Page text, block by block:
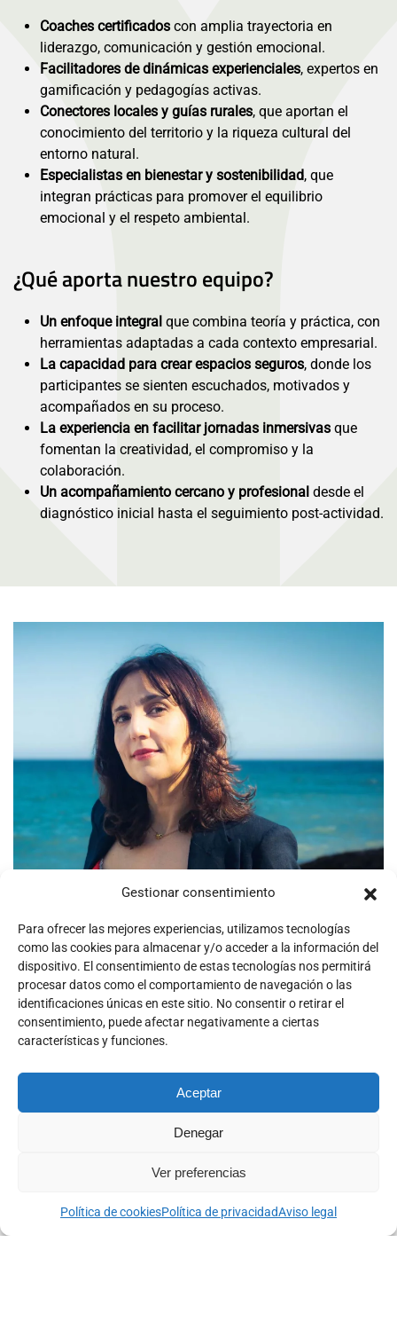
Gestionar consentimiento
Para ofrecer las mejores experiencias, utilizamos tecnologías
como las cookies para almacenar y/o acceder a la información del
dispositivo. El consentimiento de estas tecnologías nos permitirá
procesar datos como el comportamiento de navegación o las
identificaciones únicas en este sitio. No consentir o retirar el
consentimiento, puede afectar negativamente a ciertas
características y funciones.
Aceptar
Denegar
Ver preferencias
Política de cookiesPolítica de privacidadAviso legal
Coaches certificados con amplia trayectoria en
liderazgo, comunicación y gestión emocional.
Facilitadores de dinámicas experienciales, expertos en
gamificación y pedagogías activas.
Conectores locales y guías rurales, que aportan el
conocimiento del territorio y la riqueza cultural del
entorno natural.
Especialistas en bienestar y sostenibilidad, que
integran prácticas para promover el equilibrio
emocional y el respeto ambiental.
¿Qué aporta nuestro equipo?
Un enfoque integral que combina teoría y práctica, con
herramientas adaptadas a cada contexto empresarial.
La capacidad para crear espacios seguros, donde los
participantes se sienten escuchados, motivados y
acompañados en su proceso.
La experiencia en facilitar jornadas inmersivas que
fomentan la creatividad, el compromiso y la
colaboración.
Un acompañamiento cercano y profesional desde el
diagnóstico inicial hasta el seguimiento post-actividad.
Cristina Simón
Facilitadora del cambio y de la gestión de Equipos
trabaja gestión emocional, estrés, creatividad y relaciones
cambios profundos, sostenibles y significativos.
Saber más